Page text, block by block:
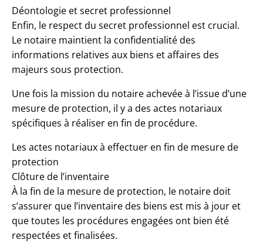
Déontologie et secret professionnel
Enfin, le respect du secret professionnel est crucial.
Le notaire maintient la confidentialité des
informations relatives aux biens et affaires des
majeurs sous protection.
Une fois la mission du notaire achevée à l’issue d’une
mesure de protection, il y a des actes notariaux
spécifiques à réaliser en fin de procédure.
Les actes notariaux à effectuer en fin de mesure de
protection
Clôture de l’inventaire
À la fin de la mesure de protection, le notaire doit
s’assurer que l’inventaire des biens est mis à jour et
que toutes les procédures engagées ont bien été
respectées et finalisées.